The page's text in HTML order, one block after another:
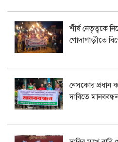
শীর্ষ নেতৃত্বকে
গোদাগাড়ীতে
নেসকোর প্রধান
দাবিতে